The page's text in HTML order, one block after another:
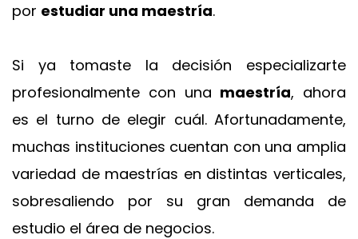
por estudiar una maestría.
Si ya tomaste la decisión especializarte
profesionalmente con una maestría, ahora
es el turno de elegir cuál. Afortunadamente,
muchas instituciones cuentan con una amplia
variedad de maestrías en distintas verticales,
sobresaliendo por su gran demanda de
estudio el área de negocios.